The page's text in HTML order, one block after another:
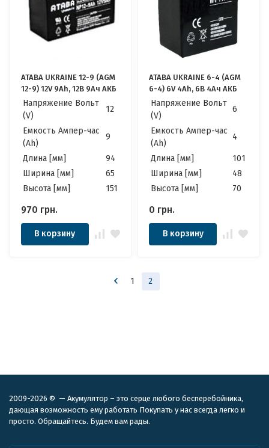
ATABA UKRAINE 12-9 (AGM
12-9) 12V 9Ah, 12В 9Ач АКБ
Напряжение Вольт
(V)
12
Емкость Ампер-час
(Ah)
9
Длина [мм]
94
Ширина [мм]
65
Высота [мм]
151
970 грн.
В корзину
ATABA UKRAINE 6-4 (AGM
6-4) 6V 4Ah, 6В 4Ач АКБ
Напряжение Вольт
(V)
6
Емкость Ампер-час
(Ah)
4
Длина [мм]
101
Ширина [мм]
48
Высота [мм]
70
0 грн.
В корзину
1 2
2009-2026 © — Акумулятор – это серце любого бесперебойника,
дающая возможность ему работать Покупать у нас всегда легко и
просто. Обращайтесь. Будем вам рады.